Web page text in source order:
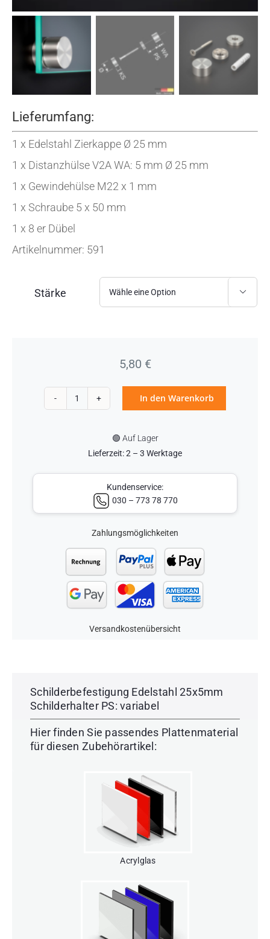
Lieferumfang:
1 x Edelstahl Zierkappe Ø 25 mm
1 x Distanzhülse V2A WA: 5 mm Ø 25 mm
1 x Gewindehülse M22 x 1 mm
1 x Schraube 5 x 50 mm
1 x 8 er Dübel
Artikelnummer: 591
Stärke 
5,80 €
Schilderbefestigung
25x5mm
In den Warenkorb
🟢 Auf Lager
Lieferzeit: 2 – 3 Werktage
Kundenservice:
030 – 773 78 770
Zahlungsmöglichkeiten
Versandkostenübersicht
Schilderbefestigung Edelstahl 25x5mm
Schilderhalter PS: variabel
Hier finden Sie passendes Plattenmaterial
für diesen Zubehörartikel:
Acrylglas